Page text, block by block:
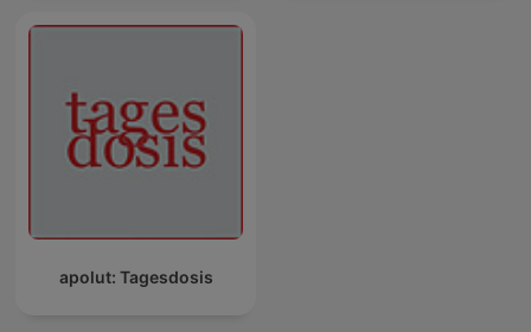
apolut: Tagesdosis